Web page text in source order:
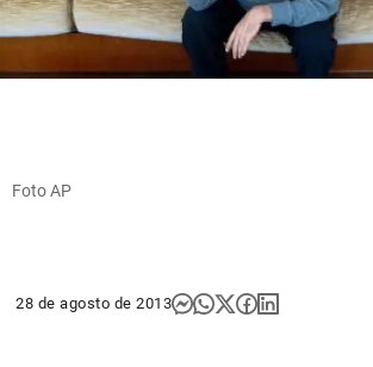
Foto AP
28 de agosto de 2013